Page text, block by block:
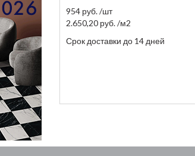
954 руб./шт
2.650,20 руб./м2
Срок доставки до 14 дней